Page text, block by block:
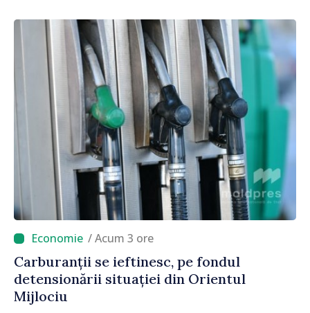
parte a marii familii europene”
/ Acum 3 ore
Carburanții se ieftinesc, pe fondul
detensionării situației din Orientul
Mijlociu